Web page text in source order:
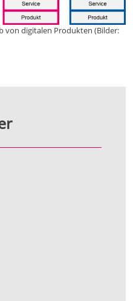
von digitalen Produkten (Bilder: